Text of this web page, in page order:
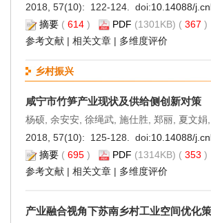
2018, 57(10): 122-124. doi:10.14088/
摘要 ( 614 ) PDF (1301KB) ( 367 )
参考文献 | 相关文章 | 多维度评价
乡村振兴
咸宁市竹笋产业现状及供给侧创新对策
杨硕, 余安安, 徐绳武, 施仕胜, 郑丽, 夏文娟
2018, 57(10): 125-128. doi:10.14088/
摘要 ( 695 ) PDF (1314KB) ( 353 )
参考文献 | 相关文章 | 多维度评价
产业融合视角下苏南乡村工业空间优化